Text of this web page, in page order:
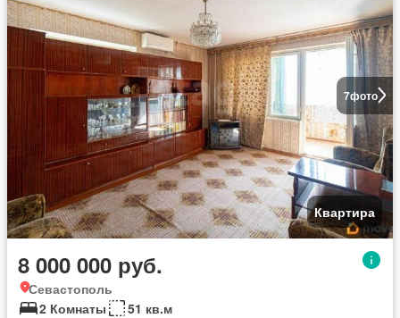
7фото
Квартира
8 000 000 руб.
Севастополь
2 Комнаты
51 кв.м